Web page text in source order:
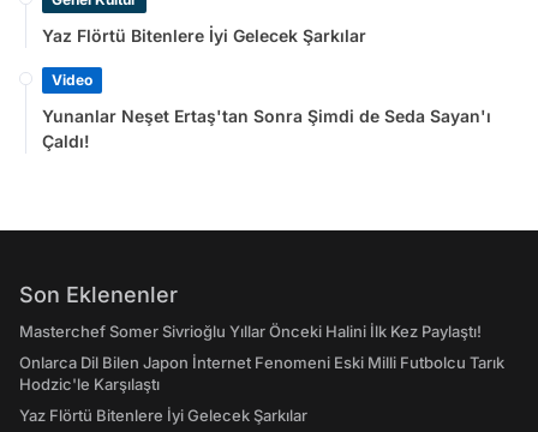
Yaz Flörtü Bitenlere İyi Gelecek Şarkılar
Video
Yunanlar Neşet Ertaş'tan Sonra Şimdi de Seda Sayan'ı
Çaldı!
Son Eklenenler
Masterchef Somer Sivrioğlu Yıllar Önceki Halini İlk Kez Paylaştı!
Onlarca Dil Bilen Japon İnternet Fenomeni Eski Milli Futbolcu Tarık
Hodzic'le Karşılaştı
Yaz Flörtü Bitenlere İyi Gelecek Şarkılar